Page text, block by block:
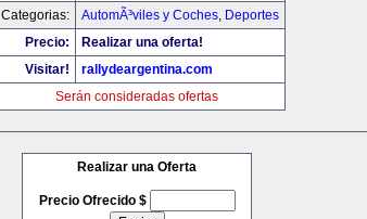
Categorias:
AutomÃ³viles y Coches, Deportes
Precio:
Realizar una oferta!
Visitar!
rallydeargentina.com
Serán consideradas ofertas
Realizar una Oferta
Precio Ofrecido $